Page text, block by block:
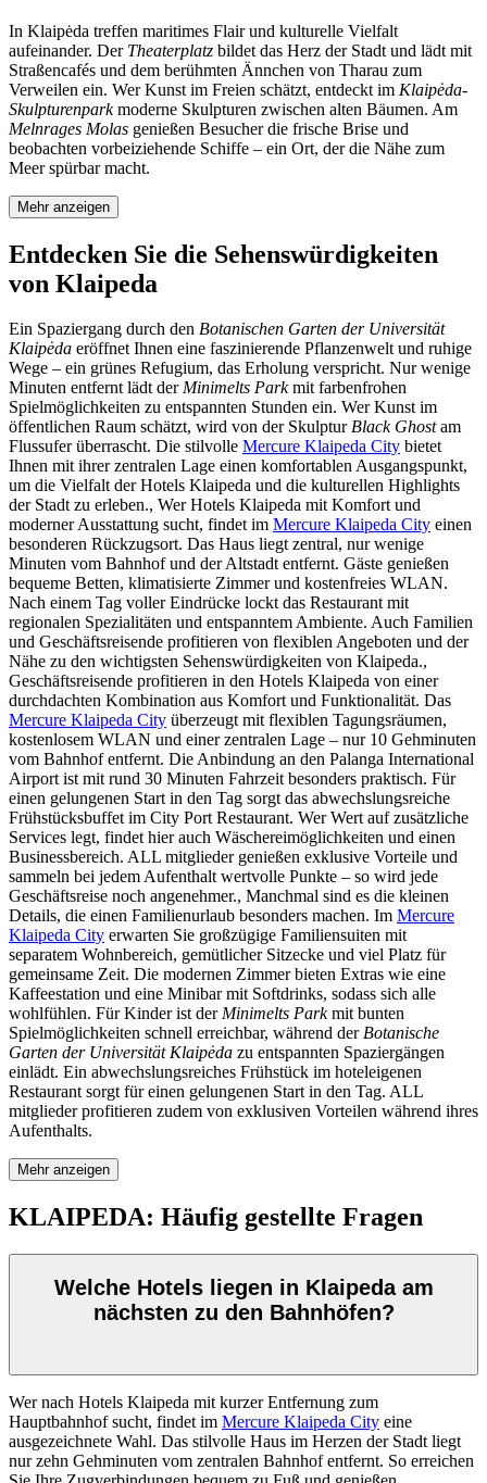
In Klaipėda treffen maritimes Flair und kulturelle Vielfalt
aufeinander. Der Theaterplatz bildet das Herz der Stadt und lädt mit
Straßencafés und dem berühmten Ännchen von Tharau zum
Verweilen ein. Wer Kunst im Freien schätzt, entdeckt im Klaipėda-
Skulpturenparkmoderne Skulpturen zwischen alten Bäumen. Am
Melnrages Molas genießen Besucher die frische Brise und
beobachten vorbeiziehende Schiffe – ein Ort, der die Nähe zum
Meer spürbar macht.
Mehr anzeigen
Entdecken Sie die Sehenswürdigkeiten
von Klaipeda
Ein Spaziergang durch den Botanischen Garten der Universität
Klaipėda eröffnet Ihnen eine faszinierende Pflanzenwelt und ruhige
Wege – ein grünes Refugium, das Erholung verspricht. Nur wenige
Minuten entfernt lädt derMinimelts Parkmit farbenfrohen
Spielmöglichkeiten zu entspannten Stunden ein. Wer Kunst im
öffentlichen Raum schätzt, wird von der SkulpturBlack Ghostam
Flussufer überrascht. Die stilvolle Mercure Klaipeda City bietet
Ihnen mit ihrer zentralen Lage einen komfortablen Ausgangspunkt,
um die Vielfalt der Hotels Klaipeda und die kulturellen Highlights
der Stadt zu erleben., Wer Hotels Klaipeda mit Komfort und
moderner Ausstattung sucht, findet im Mercure Klaipeda City einen
besonderen Rückzugsort. Das Haus liegt zentral, nur wenige
Minuten vom Bahnhof und der Altstadt entfernt. Gäste genießen
bequeme Betten, klimatisierte Zimmer und kostenfreies WLAN.
Nach einem Tag voller Eindrücke lockt das Restaurant mit
regionalen Spezialitäten und entspanntem Ambiente. Auch Familien
und Geschäftsreisende profitieren von flexiblen Angeboten und der
Nähe zu den wichtigsten Sehenswürdigkeiten von Klaipeda.,
Geschäftsreisende profitieren in den Hotels Klaipeda von einer
durchdachten Kombination aus Komfort und Funktionalität. Das
Mercure Klaipeda City überzeugt mit flexiblen Tagungsräumen,
kostenlosem WLAN und einer zentralen Lage – nur 10 Gehminuten
vom Bahnhof entfernt. Die Anbindung an den Palanga International
Airport ist mit rund 30 Minuten Fahrzeit besonders praktisch. Für
einen gelungenen Start in den Tag sorgt das abwechslungsreiche
Frühstücksbuffet im City Port Restaurant. Wer Wert auf zusätzliche
Services legt, findet hier auch Wäschereimöglichkeiten und einen
Businessbereich. ALL mitglieder genießen exklusive Vorteile und
sammeln bei jedem Aufenthalt wertvolle Punkte – so wird jede
Geschäftsreise noch angenehmer., Manchmal sind es die kleinen
Details, die einen Familienurlaub besonders machen. Im Mercure
Klaipeda City erwarten Sie großzügige Familiensuiten mit
separatem Wohnbereich, gemütlicher Sitzecke und viel Platz für
gemeinsame Zeit. Die modernen Zimmer bieten Extras wie eine
Kaffeestation und eine Minibar mit Softdrinks, sodass sich alle
wohlfühlen. Für Kinder ist derMinimelts Parkmit bunten
Spielmöglichkeiten schnell erreichbar, während derBotanische
Garten der Universität Klaipėda zu entspannten Spaziergängen
einlädt. Ein abwechslungsreiches Frühstück im hoteleigenen
Restaurant sorgt für einen gelungenen Start in den Tag. ALL
mitglieder profitieren zudem von exklusiven Vorteilen während ihres
Aufenthalts.
Mehr anzeigen
KLAIPEDA: Häufig gestellte Fragen
Welche Hotels liegen in Klaipeda am
nächsten zu den Bahnhöfen?
Wer nach Hotels Klaipeda mit kurzer Entfernung zum
Hauptbahnhof sucht, findet im Mercure Klaipeda City eine
ausgezeichnete Wahl. Das stilvolle Haus im Herzen der Stadt liegt
nur zehn Gehminuten vom zentralen Bahnhof entfernt. So erreichen